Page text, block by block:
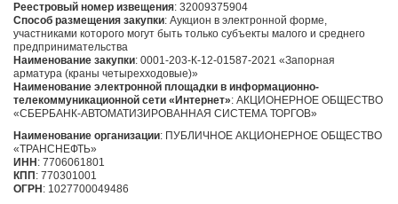
Реестровый номер извещения: 32009375904
Способ размещения закупки: Аукцион в электронной форме,
участниками которого могут быть только субъекты малого и среднего
предпринимательства
Наименование закупки: 0001-203-К-12-01587-2021 «Запорная
арматура (краны четырехходовые)»
Наименование электронной площадки в информационно-
телекоммуникационной сети «Интернет»: АКЦИОНЕРНОЕ ОБЩЕСТВО
«СБЕРБАНК-АВТОМАТИЗИРОВАННАЯ СИСТЕМА ТОРГОВ»
Наименование организации: ПУБЛИЧНОЕ АКЦИОНЕРНОЕ ОБЩЕСТВО
«ТРАНСНЕФТЬ»
ИНН : 7706061801
КПП : 770301001
ОГРН : 1027700049486